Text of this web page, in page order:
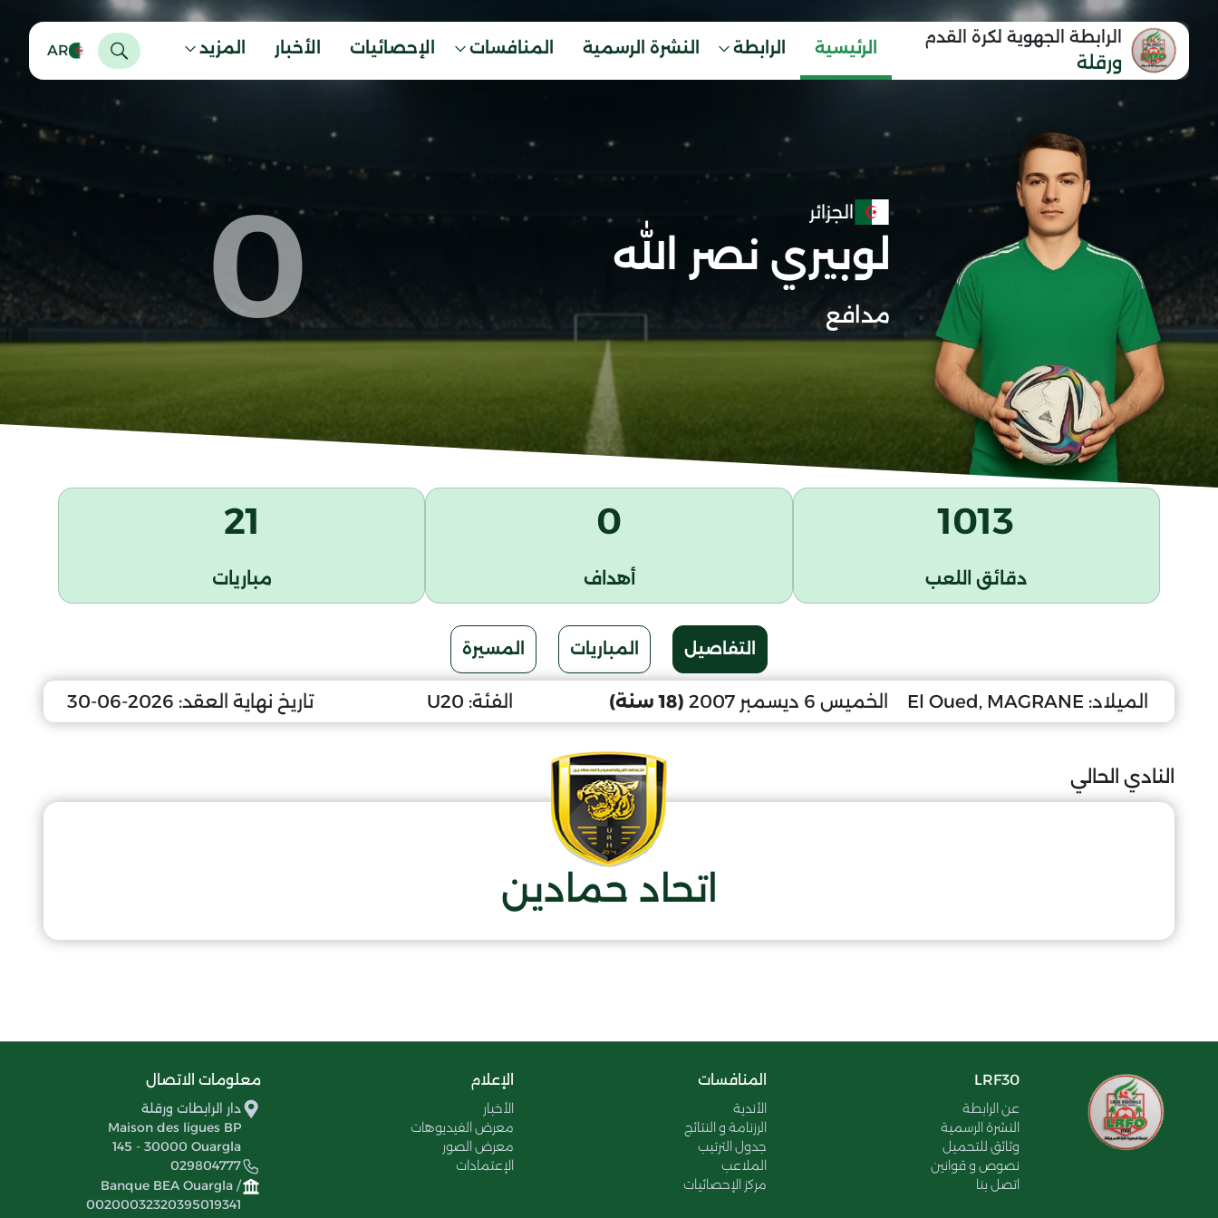
الرابطة الجهوية لكرة القدم
ورقلة
الرئيسية الرابطة النشرة الرسمية المنافسات الإحصائيات الأخبار المزيد AR
الجزائر
لوبيري نصر الله
مدافع 0
1013
دقائق اللعب
0
أهداف
21
مباريات
التفاصيل المباريات المسيرة
الميلاد: El Oued, MAGRANE الخميس 6 ديسمبر 2007 (18 سنة) الفئة: U20 تاريخ نهاية العقد: 2026-06-30
النادي الحالي
اتحاد حمادين
LRF30
عن الرابطة
النشرة الرسمية
وثائق للتحميل
نصوص و قوانين
اتصل بنا
المنافسات
الأندية
الرزنامة و النتائج
جدول الترتيب
الملاعب
مركز الإحصائيات
الإعلام
الأخبار
معرض الفيديوهات
معرض الصور
الإعتمادات
معلومات الاتصال
دار الرابطات ورقلة
Maison des ligues BP
145 - 30000 Ouargla
029804777
Banque BEA Ouargla /
00200032320395019341